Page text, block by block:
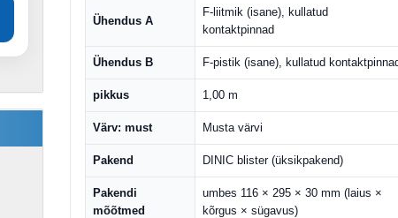
Ühendus A
F-liitmik (isane), kullatud
kontaktpinnad
Ühendus B F-pistik (isane), kullatud
pikkus 1,00 m
Värv: must Musta värvi
Pakend DINIC blister (üksikpakend)
Pakendi
mõõtmed
umbes 116 × 295 × 30 mm (laius ×
kõrgus × sügavus)